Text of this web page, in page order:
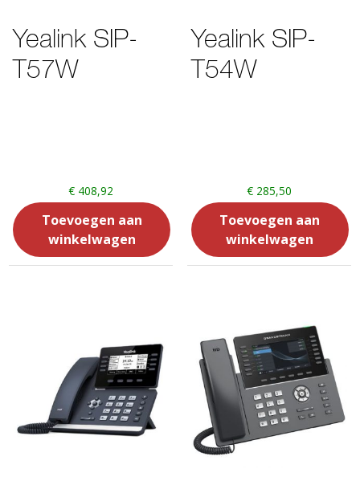
Yealink SIP-
T57W
€ 408,92
Toevoegen aan
winkelwagen
Yealink SIP-
T54W
€285,50
Toevoegen aan
winkelwagen